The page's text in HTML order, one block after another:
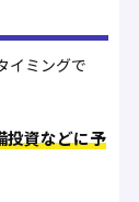
イミングで
投資などに予